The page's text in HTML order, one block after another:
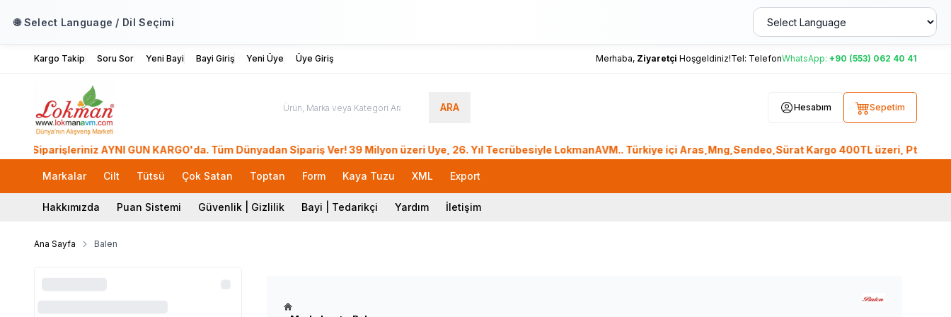
🌐 Select Language / Dil Seçimi
Kargo Takip Soru Sor Yeni Bayi Bayi Giriş Yeni Üye Üye Giriş Merhaba, Ziyaretçi Hoşgeldiniz!Tel: TelefonWhatsApp: +90 (553) 062 40 41
ARA Hesabım Sepetim
AYNI GÜN KARGO'da. Tüm Dünyadan Sipariş Ver! 39 Milyon üzeri Üye, 26. Yıl Tecrübesiyle LokmanAVM.. Türkiye içi Aras,Mng,Sendeo,Sürat Kargo 400TL üzeri, Ptt Kargo
Markalar Cilt Tütsü Çok Satan Toptan Form Kaya Tuzu XML Export
Hakkımızda Puan Sistemi Güvenlik | Gizlilik Bayi | Tedarikçi Yardım İletişim
Ana Sayfa Balen